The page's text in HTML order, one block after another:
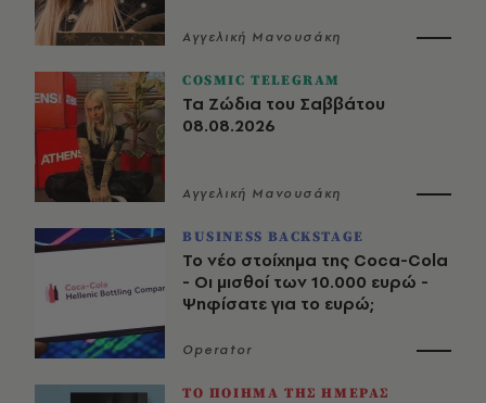
Αγγελική Μανουσάκη
COSMIC TELEGRAM
Τα Ζώδια του Σαββάτου
08.08.2026
Αγγελική Μανουσάκη
BUSINESS BACKSTAGE
Το νέο στοίχημα της Coca-Cola
- Οι μισθοί των 10.000 ευρώ -
Ψηφίσατε για το ευρώ;
Operator
ΤΟ ΠΟΙΗΜΑ ΤΗΣ ΗΜΕΡΑΣ